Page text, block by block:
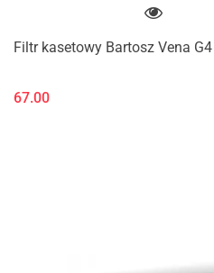
Filtr kasetowy Bartosz Vena
67.00